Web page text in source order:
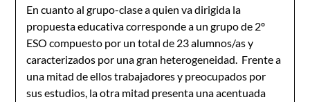
En cuanto al grupo-clase a quien va dirigida la
propuesta educativa corresponde a un grupo de 2º
ESO compuesto por un total de 23 alumnos/as y
caracterizados por una gran heterogeneidad. Frente a
una mitad de ellos trabajadores y preocupados por
sus estudios, la otra mitad presenta una acentuada